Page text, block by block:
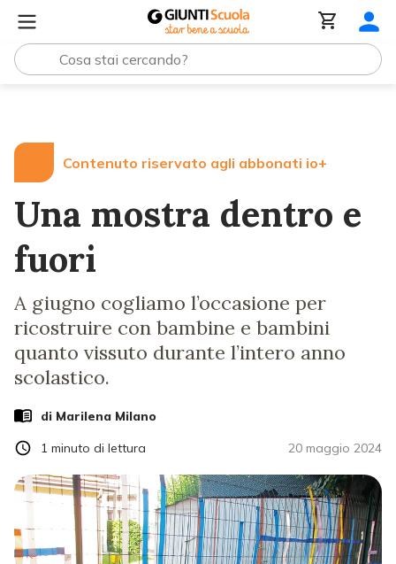
Contenuto riservato agli abbonati io+
Una mostra dentro e
fuori
A giugno cogliamo l’occasione per
ricostruire con bambine e bambini
quanto vissuto durante l’intero anno
scolastico.
di Marilena Milano
20 maggio 2024
1 minuto di lettura